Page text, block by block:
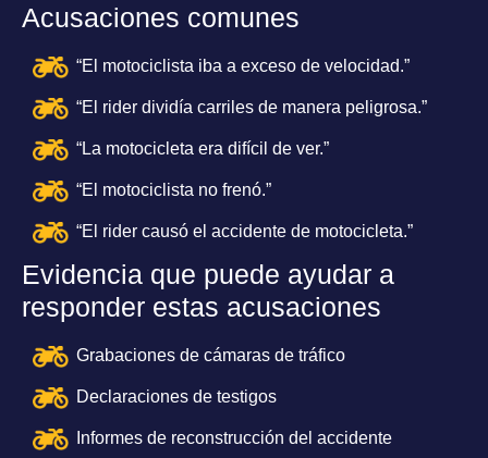
Acusaciones comunes
“El motociclista iba a exceso de velocidad.”
“El rider dividía carriles de manera peligrosa.”
“La motocicleta era difícil de ver.”
“El motociclista no frenó.”
“El rider causó el accidente de motocicleta.”
Evidencia que puede ayudar a
responder estas acusaciones
Grabaciones de cámaras de tráfico
Declaraciones de testigos
Informes de reconstrucción del accidente